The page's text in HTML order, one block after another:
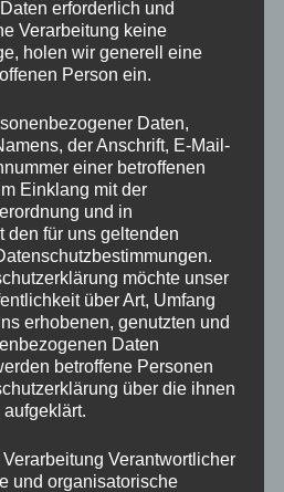
wir Ihnen die Teile auch
zu.
mit der
kommen Sie einfach
uns ein Bild. Wir helfen
erforderlich und
Verarbeitung keine
holen wir generell eine
Person ein.
Daten,
der Anschrift, E-Mail-
einer betroffenen
Einklang mit der
und in
den für uns geltenden
möchte unser
über Art, Umfang
erhobenen, genutzten und
Daten
betroffene Personen
über die ihnen
Verantwortlicher
und organisatorische